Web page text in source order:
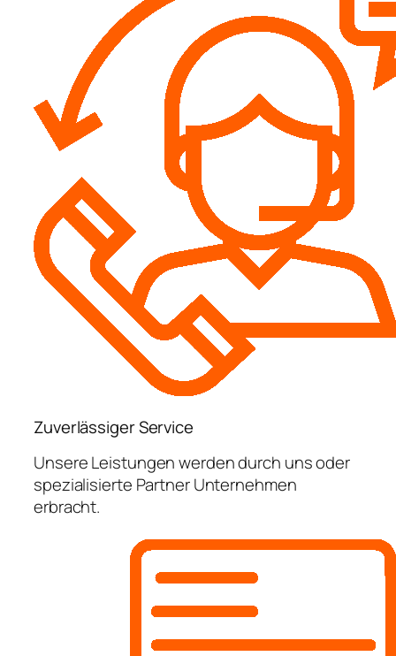
Zuverlässiger Service
Unsere Leistungen werden durch uns oder
spezialisierte Partner Unternehmen
erbracht.